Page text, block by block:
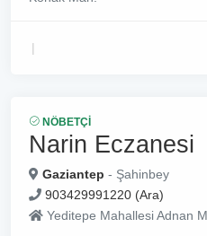
NÖBETÇI
Narin Eczanesi
Gaziantep - Şahinbey
903429991220 (Ara)
Yeditepe Mahallesi Adnan